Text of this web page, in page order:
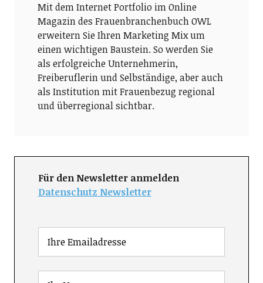
Mit dem Internet Portfolio im Online
Magazin des Frauenbranchenbuch OWL
erweitern Sie Ihren Marketing Mix um
einen wichtigen Baustein. So werden Sie
als erfolgreiche Unternehmerin,
Freiberuflerin und Selbständige, aber auch
als Institution mit Frauenbezug regional
und überregional sichtbar.
Für den Newsletter anmelden
Datenschutz Newsletter